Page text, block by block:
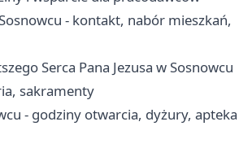
- kontakt, nabór mieszkań,
Serca Pana Jezusa w Sosnowcu
sakramenty
- godziny otwarcia, dyżury, apteka